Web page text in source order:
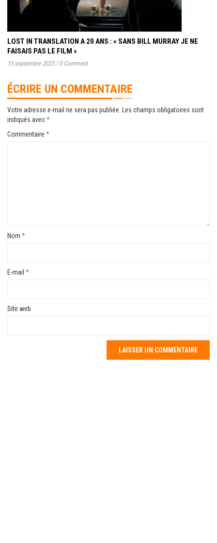
LOST IN TRANSLATION A 20 ANS : « SANS BILL MURRAY JE NE
FAISAIS PAS LE FILM »
15 septembre 2023 / 0 Comment
ÉCRIRE UN COMMENTAIRE
Votre adresse e-mail ne sera pas publiée. Les champs obligatoires sont
indiqués avec*
Commentaire *
Nom *
E-mail *
Site web